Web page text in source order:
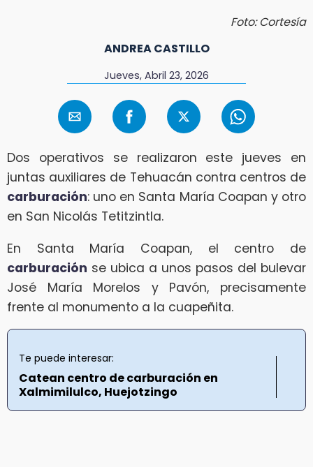
Foto: Cortesía
ANDREA CASTILLO
Jueves, Abril 23, 2026
Dos operativos se realizaron este jueves en
juntas auxiliares de Tehuacán contra centros de
carburación: uno en Santa María Coapan y otro
en San Nicolás Tetitzintla.
En Santa María Coapan, el centro de
carburación se ubica a unos pasos del bulevar
José María Morelos y Pavón, precisamente
frente al monumento a la cuapeñita.
Te puede interesar:
Catean centro de carburación en
Xalmimilulco, Huejotzingo